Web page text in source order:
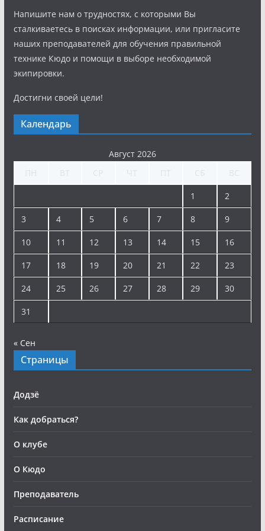
Напишите нам о трудностях, с которыми Вы
сталкиваетесь в поисках информации, или пригласите
наших преподавателей для обучения правильной
технике Кюдо и помощи в выборе необходимой
экипировки.
Достигни своей цели!
Календарь
Август 2026
1 2
3 4 5 6 7 8 9
10 11 12 13 14 15 16
17 18 19 20 21 22 23
24 25 26 27 28 29 30
31
« Сен
Страницы
Додзё
Как добраться?
О клубе
О Кюдо
Преподаватель
Расписание